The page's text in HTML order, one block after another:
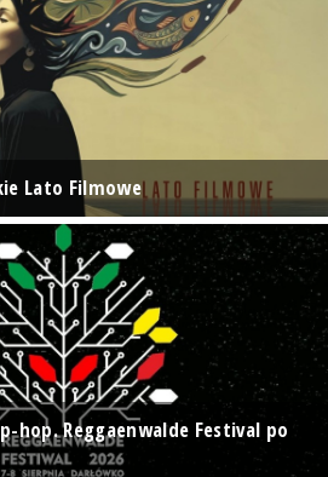
Lato Filmowe
hop. Reggaenwalde Festival po